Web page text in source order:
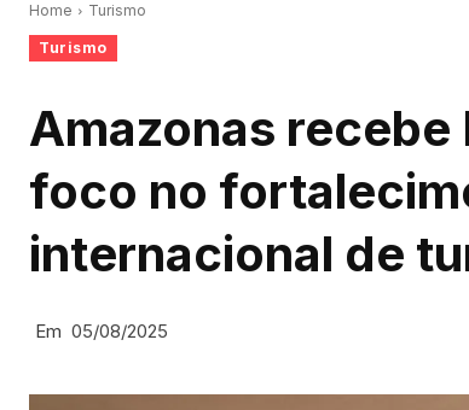
Home Turismo
Turismo
Amazonas
foco no
internacional de
Em 05/08/2025